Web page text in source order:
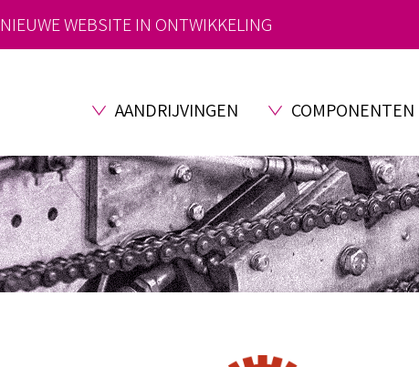
NIEUWE WEBSITE IN ONTWIKKELING
AANDRIJVINGEN COMPONENTEN